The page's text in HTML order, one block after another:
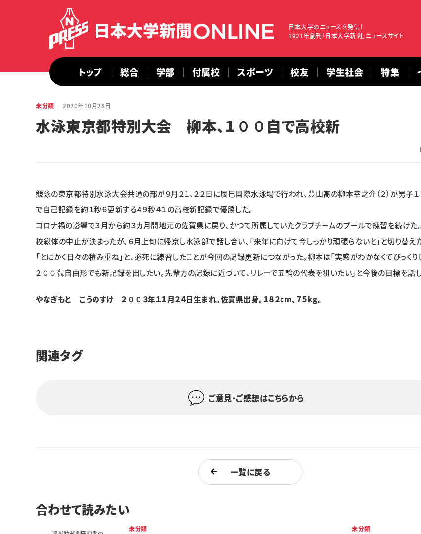
日本大学のニュースを発信！
1921年創刊「日本大学新聞」ニュースサイト
トップ 総合 学部 付属校 スポーツ 校友 学生社会 特集
未分類 2020年10月28日
水泳東京都特別大会 柳本、１００自で高校新
競泳の東京都特別水泳大会共通の部が９月２１、２２日に辰巳国際水泳場で行われ、豊山高の柳本幸之介（２）が男子
で自己記録を約１秒６更新する４９秒４１の高校新記録で優勝した。
コロナ禍の影響で３月から約３カ月間地元の佐賀県に戻り、かつて所属していたクラブチームのプールで練習を続けた
校総体の中止が決まったが、６月上旬に帰京し水泳部で話し合い、「来年に向けて今しっかり頑張らないと」と切り替え
「とにかく日々の積み重ね」と、必死に練習したことが今回の記録更新につながった。柳本は「実感がわかなくてびっくり
２００㍍自由形でも新記録を出したい。先輩方の記録に近づいて、リレーで五輪の代表を狙いたい」と今後の目標を話し
やなぎもと こうのすけ ２００３年１１月２４日生まれ。佐賀県出身。１８２cm、７５kg。
関連タグ
ご意見・ご感想はこちらから
一覧に戻る
合わせて読みたい
未分類 未分類